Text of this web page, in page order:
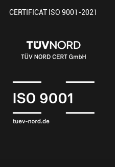
CERTIFICAT ISO 9001-2021